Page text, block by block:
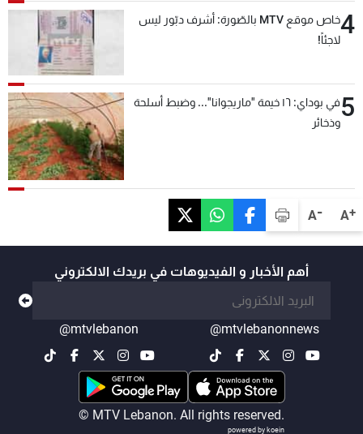
A+
A-
4
خاص موقع MTV بالصّورة: أشرف دبّور ليس
لاجئاً!
5
في بوداي: ١٦ خيمة "ماريجوانا"... وضبط أسلحة
وذخائر
أهم الأخبار و الفيديوهات في بريدك الالكتروني
@mtvlebanonnews
@mtvlebanon
© MTV Lebanon. All rights reserved.
powered by koein